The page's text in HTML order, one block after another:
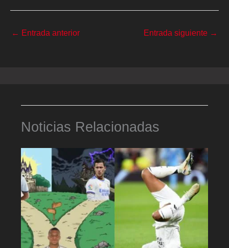
← Entrada anterior Entrada siguiente →
Noticias Relacionadas